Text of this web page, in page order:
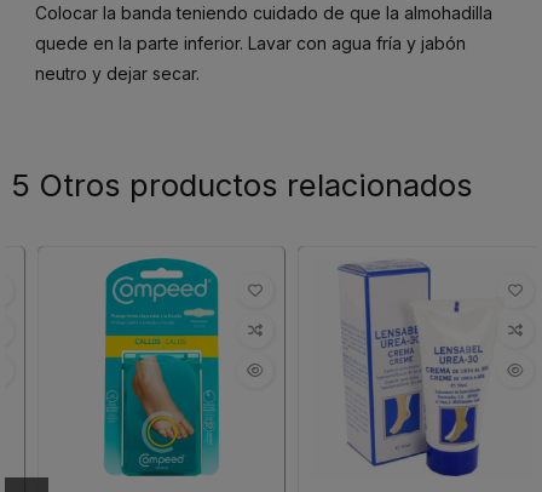
Colocar la banda teniendo cuidado de que la almohadilla
quede en la parte inferior. Lavar con agua fría y jabón
neutro y dejar secar.
5 Otros productos relacionados